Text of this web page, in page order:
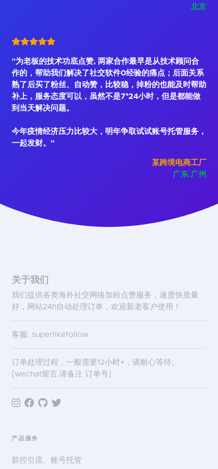
北京
"为老板的技术功底点赞, 两家合作最早是从技术顾问合
作的，帮助我们解决了社交软件0经验的痛点；后面关系
熟了后买了粉丝、自动赞，比较稳，掉粉的也能及时帮助
补上，服务态度可以，虽然不是7*24小时，但是都能做
到当天解决问题。
今年疫情经济压力比较大，明年争取试试账号托管服务，
一起发财。"
某跨境电商工厂
广东.广州
关于我们
我们提供各类海外社交网络加粉点赞服务，速度快质量
好，网站24h自动处理订单，欢迎新老客户使用！
客服: superlikefollow
订单处理过程，一般需要12小时+，请耐心等待。
[wechat留言,请备注 订单号]
产品服务
群控引流、账号托管